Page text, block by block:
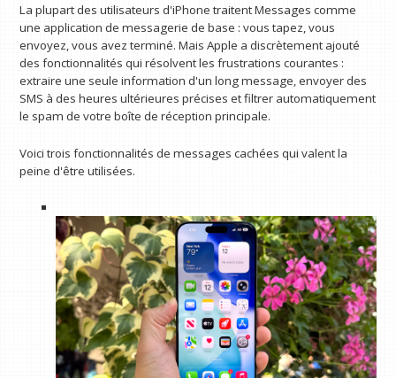
La plupart des utilisateurs d'iPhone traitent Messages comme
une application de messagerie de base : vous tapez, vous
envoyez, vous avez terminé. Mais Apple a discrètement ajouté
des fonctionnalités qui résolvent les frustrations courantes :
extraire une seule information d'un long message, envoyer des
SMS à des heures ultérieures précises et filtrer automatiquement
le spam de votre boîte de réception principale.
Voici trois fonctionnalités de messages cachées qui valent la
peine d'être utilisées.